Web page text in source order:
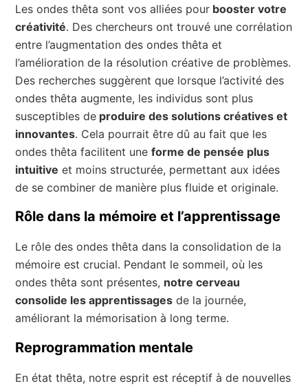
Les ondes thêta sont vos alliées pour booster votre
créativité. Des chercheurs ont trouvé une corrélation
entre l’augmentation des ondes thêta et
l’amélioration de la résolution créative de problèmes.
Des recherches suggèrent que lorsque l’activité des
ondes thêta augmente, les individus sont plus
susceptibles de produire des solutions créatives et
innovantes. Cela pourrait être dû au fait que les
ondes thêta facilitent uneforme de pensée plus
intuitive et moins structurée, permettant aux idées
de se combiner de manière plus fluide et originale.
Rôle dans la mémoire et l’apprentissage
Le rôle des ondes thêta dans la consolidation de la
mémoire est crucial. Pendant le sommeil, où les
ondes thêta sont présentes, notre cerveau
consolide les apprentissages de la journée,
améliorant la mémorisation à long terme.
Reprogrammation mentale
En état thêta, notre esprit est réceptif à de nouvelles